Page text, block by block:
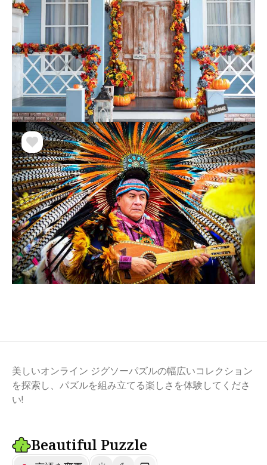
美しいオンライン ジグソーパズルの幅広いコレクション
を探索し、パズルを組み立てる楽しさを体験してくださ
い!
Beautiful Puzzle